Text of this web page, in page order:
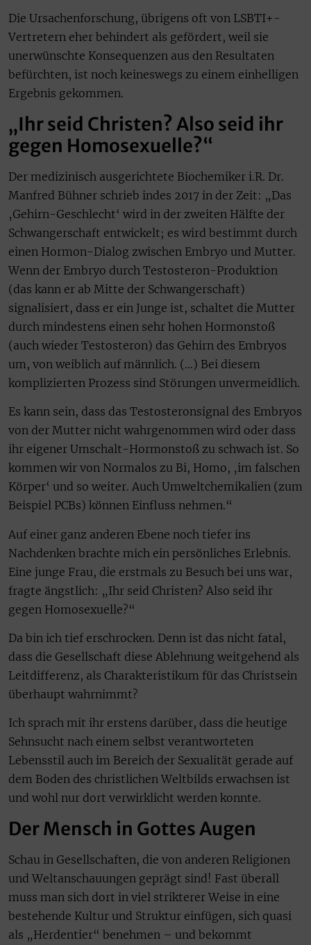
Die Ursachenforschung, übrigens oft von LSBTI+-
Vertretern eher behindert als gefördert, weil sie
unerwünschte Konsequenzen aus den Resultaten
befürchten, ist noch keineswegs zu einem einhelligen
Ergebnis gekommen.
„Ihr seid Christen? Also seid ihr
gegen Homosexuelle?“
Der medizinisch ausgerichtete Biochemiker i.R. Dr.
Manfred Bühner schrieb indes 2017 in der Zeit: „Das
‚Gehirn-Geschlecht‘ wird in der zweiten Hälfte der
Schwangerschaft entwickelt; es wird bestimmt durch
einen Hormon-Dialog zwischen Embryo und Mutter.
Wenn der Embryo durch Testosteron-Produktion
(das kann er ab Mitte der Schwangerschaft)
signalisiert, dass er ein Junge ist, schaltet die Mutter
durch mindestens einen sehr hohen Hormonstoß
(auch wieder Testosteron) das Gehirn des Embryos
um, von weiblich auf männlich. (…) Bei diesem
komplizierten Prozess sind Störungen unvermeidlich.
Es kann sein, dass das Testosteronsignal des Embryos
von der Mutter nicht wahrgenommen wird oder dass
ihr eigener Umschalt-Hormonstoß zu schwach ist. So
kommen wir von Normalos zu Bi, Homo, ‚im falschen
Körper‘ und so weiter. Auch Umweltchemikalien (zum
Beispiel PCBs) können Einfluss nehmen.“
Auf einer ganz anderen Ebene noch tiefer ins
Nachdenken brachte mich ein persönliches Erlebnis.
Eine junge Frau, die erstmals zu Besuch bei uns war,
fragte ängstlich: „Ihr seid Christen? Also seid ihr
gegen Homosexuelle?“
Da bin ich tief erschrocken. Denn ist das nicht fatal,
dass die Gesellschaft diese Ablehnung weitgehend als
Leitdifferenz, als Charakteristikum für das Christsein
überhaupt wahrnimmt?
Ich sprach mit ihr erstens darüber, dass die heutige
Sehnsucht nach einem selbst verantworteten
Lebensstil auch im Bereich der Sexualität gerade auf
dem Boden des christlichen Weltbilds erwachsen ist
und wohl nur dort verwirklicht werden konnte.
Der Mensch in Gottes Augen
Schau in Gesellschaften, die von anderen Religionen
und Weltanschauungen geprägt sind! Fast überall
muss man sich dort in viel strikterer Weise in eine
bestehende Kultur und Struktur einfügen, sich quasi
als „Herdentier“ benehmen – und bekommt